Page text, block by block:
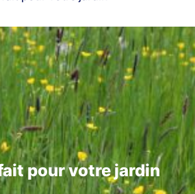
pour votre jardin